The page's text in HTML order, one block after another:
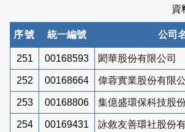
資
序號 統一編號 公司
251 00168593 閎華股份有限公司
252 00168664 偉蓉實業股份有限
253 00168806 集億盛環保科技股
254 00169431 詠敘友善環社股份